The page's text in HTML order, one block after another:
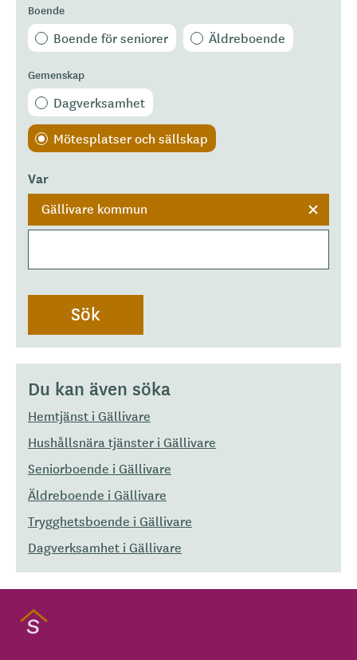
Boende
Boende för seniorer Äldreboende
Gemenskap
Dagverksamhet
Mötesplatser och sällskap
Var
Gällivare kommun
Du kan även söka
Hemtjänst i Gällivare
Hushållsnära tjänster i Gällivare
Seniorboende i Gällivare
Äldreboende i Gällivare
Trygghetsboende i Gällivare
Dagverksamhet i Gällivare